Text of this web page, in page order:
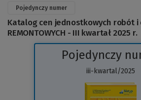
Pojedynczy numer
Katalog cen jednostkowych robót i
REMONTOWYCH - III kwartał 2025 r.
Pojedynczy
iii-kwartal/2025
do